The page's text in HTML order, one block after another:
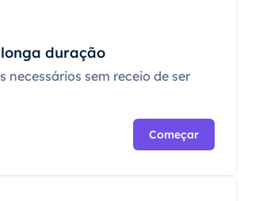
duração
necessários sem receio de ser
Começar